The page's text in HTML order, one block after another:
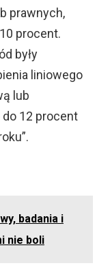
prawnych,
procent.
były
liniowego
lub
12 procent
badania i
nie boli